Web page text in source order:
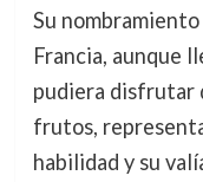
Su
Francia, aunque
pudiera disfrutar
frutos,
habilidad y su